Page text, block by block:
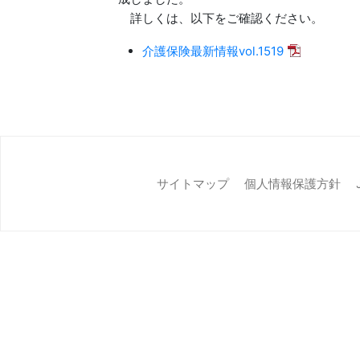
詳しくは、以下をご確認ください。
介護保険最新情報vol.1519
サイトマップ 個人情報保護方針